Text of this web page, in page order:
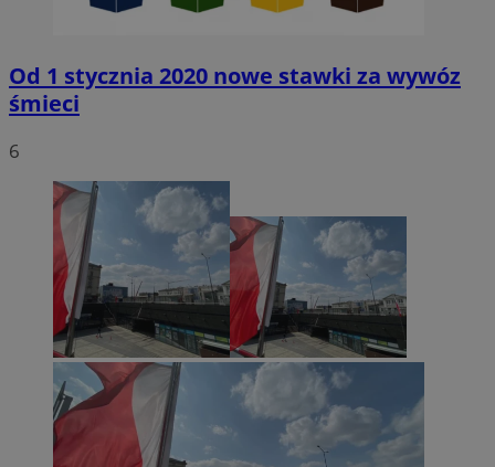
Od 1 stycznia 2020 nowe stawki za wywóz
śmieci
6